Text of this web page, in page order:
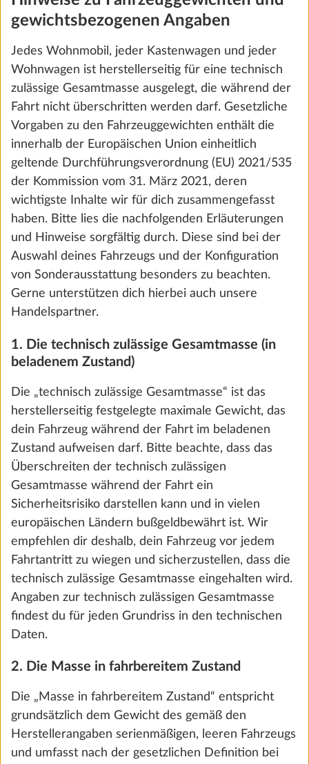
Hinzufügen
Fahrradträger THULE, für Deichsel, 2
Fahrräder, Nutzlast 60 kg
€ 449
SCHRITT 3 VON 8
Polster
Zesto
gewichtsbezogenen Angaben
Jedes Wohnmobil, jeder Kastenwagen und jeder
Wohnwagen ist herstellerseitig für eine technisch
zulässige Gesamtmasse ausgelegt, die während der
Fahrt nicht überschritten werden darf. Gesetzliche
Vorgaben zu den Fahrzeuggewichten enthält die
innerhalb der Europäischen Union einheitlich
geltende Durchführungsverordnung (EU) 2021/535
der Kommission vom 31. März 2021, deren
wichtigste Inhalte wir für dich zusammengefasst
haben. Bitte lies die nachfolgenden Erläuterungen
und Hinweise sorgfältig durch. Diese sind bei der
Auswahl deines Fahrzeugs und der Konfiguration
von Sonderausstattung besonders zu beachten.
Gerne unterstützen dich hierbei auch unsere
Handelspartner.
1. Die technisch zulässige Gesamtmasse (in
beladenem Zustand)
Die „technisch zulässige Gesamtmasse“ ist das
herstellerseitig festgelegte maximale Gewicht, das
dein Fahrzeug während der Fahrt im beladenen
Zustand aufweisen darf. Bitte beachte, dass das
Überschreiten der technisch zulässigen
Gesamtmasse während der Fahrt ein
Sicherheitsrisiko darstellen kann und in vielen
europäischen Ländern bußgeldbewährt ist. Wir
empfehlen dir deshalb, dein Fahrzeug vor jedem
Fahrtantritt zu wiegen und sicherzustellen, dass die
technisch zulässige Gesamtmasse eingehalten wird.
Angaben zur technisch zulässigen Gesamtmasse
findest du für jeden Grundriss in den technischen
Daten.
2. Die Masse in fahrbereitem Zustand
Die „Masse in fahrbereitem Zustand“ entspricht
grundsätzlich dem Gewicht des gemäß den
Herstellerangaben serienmäßigen, leeren Fahrzeugs
und umfasst nach der gesetzlichen Definition bei